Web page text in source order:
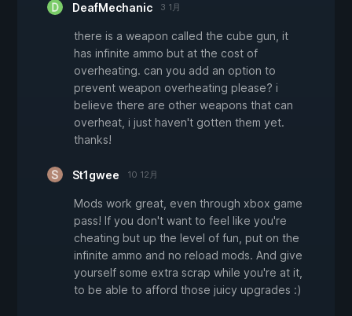
DeafMechanic 3 1月
there is a weapon called the cube gun, it
has infinite ammo but at the cost of
overheating. can you add an option to
prevent weapon overheating please? i
believe there are other weapons that can
overheat, i just haven't gotten them yet.
thanks!
St1gwee 10 12月
Mods work great, even through xbox game
pass! If you don't want to feel like you're
cheating but up the level of fun, put on the
infinite ammo and no reload mods. And give
yourself some extra scrap while you're at it,
to be able to afford those juicy upgrades :)